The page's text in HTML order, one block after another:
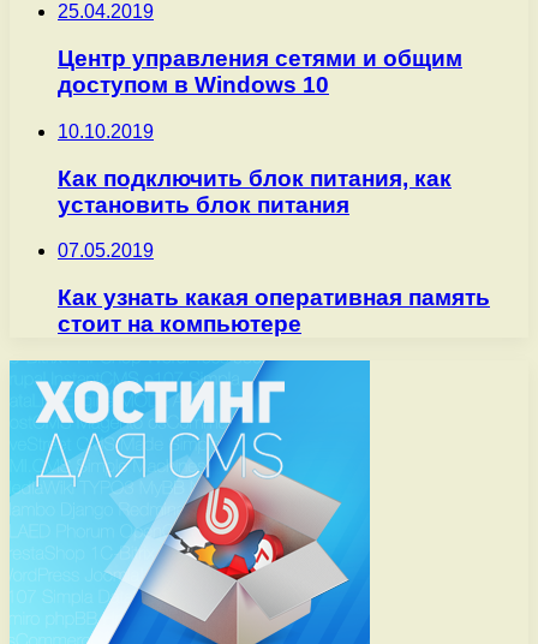
25.04.2019
Центр управления сетями и общим
доступом в Windows 10
10.10.2019
Как подключить блок питания, как
установить блок питания
07.05.2019
Как узнать какая оперативная память
стоит на компьютере